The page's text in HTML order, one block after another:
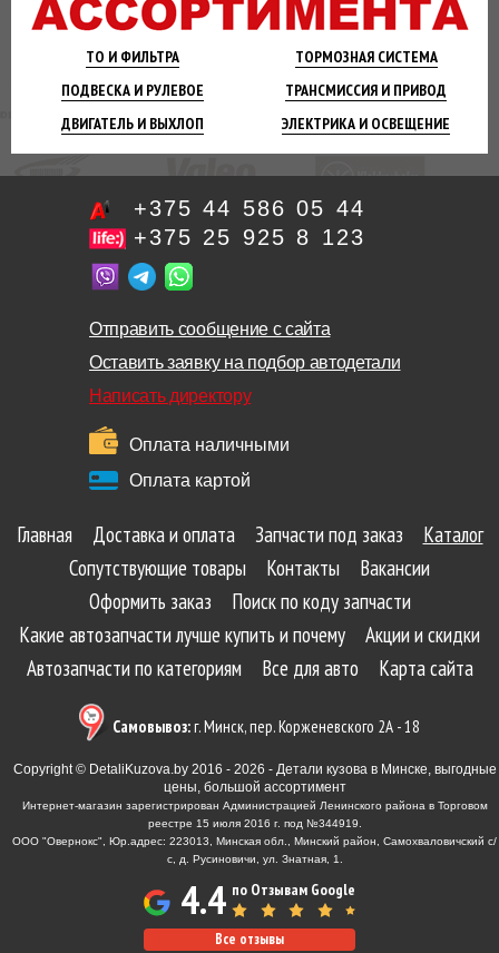
ТО И ФИЛЬТРА ТОРМОЗНАЯСИСТЕМА
ПОДВЕСКА И РУЛЕВОЕ ТРАНСМИССИЯ И ПРИВОД
ДВИГАТЕЛЬ И ВЫХЛОП ЭЛЕКТРИКА И ОСВЕЩЕНИЕ
+375 44 586 05 44
+375 25 925 8 123
Отправить сообщение с сайта
Оставить заявку на подбор автодетали
Написать директору
Оплата наличными
Оплата картой
Главная Доставка и оплата Запчасти под заказ
Каталог
Сопутствующие товары
Контакты
Вакансии
Оформить заказ
Поиск по коду запчасти
Какие автозапчасти лучше купить и почему
Акции и скидки
Автозапчасти по категориям
Все для авто Карта сайта
Самовывоз:г. Минск, пер. Корженевского 2А - 18
Copyright © DetaliKuzova.by 2016 - 2026 - Детали кузова в Минске, выгодные
цены, большой ассортимент
Интернет-магазин зарегистрирован Администрацией Ленинского района в Торговом
реестре 15 июля 2016 г. под №344919.
ООО "Овернокс", Юр.адрес: 223013, Минская обл., Минский район, Самохваловичский с/
с, д. Русиновичи, ул. Знатная, 1.
4.4 по Отзывам Google
Все отзывы